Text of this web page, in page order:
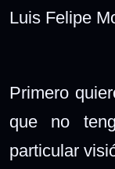
Luis Felipe
Primero
que no
particular